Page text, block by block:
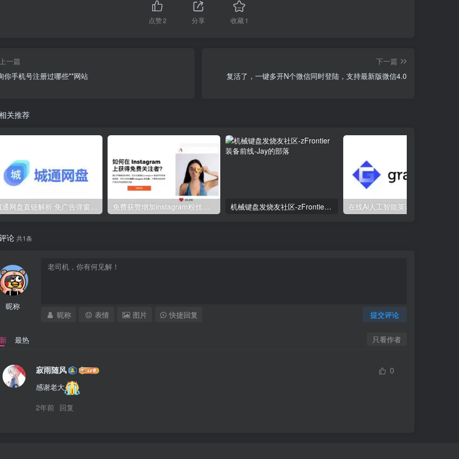
点赞2 分享 收藏1
一篇
你手机号注册过哪些**网站
下一篇
复活了，一键多开N个微信同时登陆，支持最新版微信4.0
关推荐
免费获赞增加instagram粉丝工具：Skweezer 机械键盘发烧友社区-zFrontier 装备前线
论 共1条
昵称
提交评论
昵称 表情 图片 快捷回复
最热 只看作者
寂雨随风 0
感谢老大
2年前 回复